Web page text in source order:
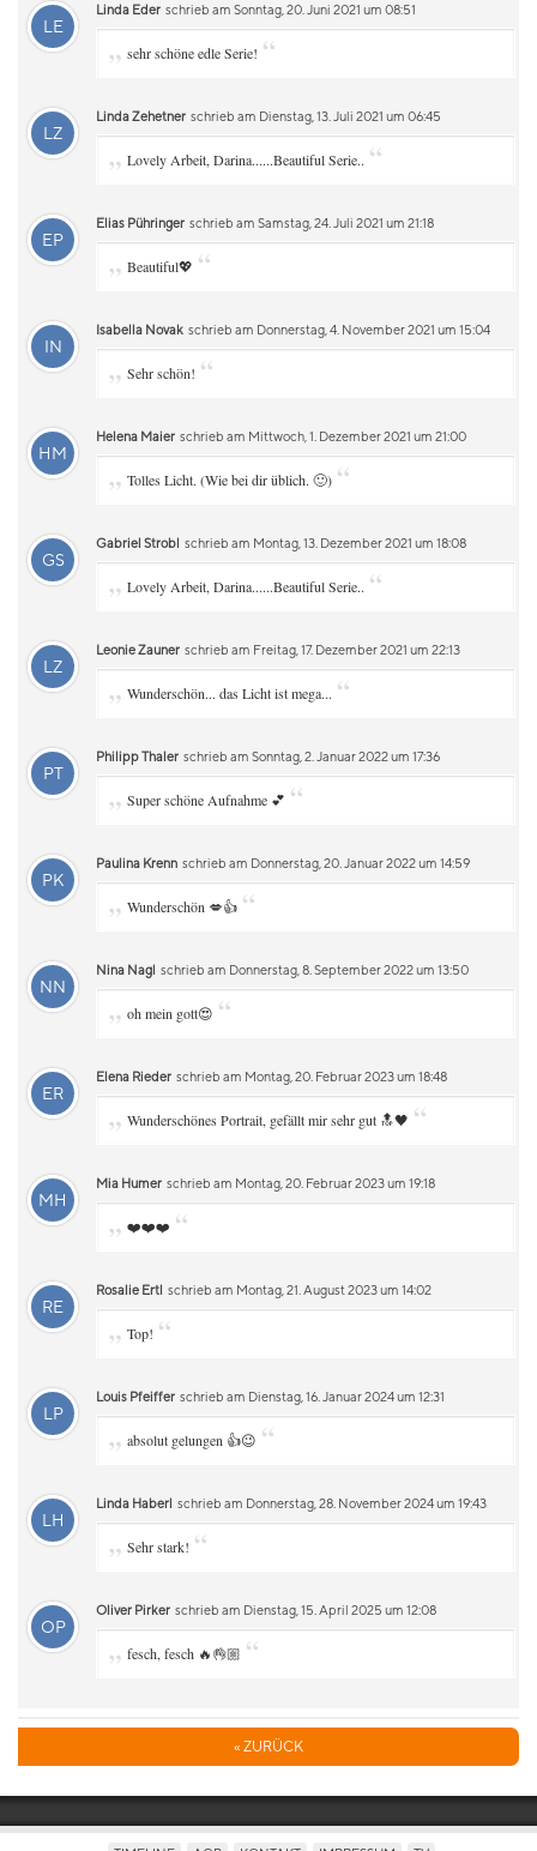
LE
Linda Eder schrieb am Sonntag, 20. Juni 2021 um 08:51
„ sehr schöne edle Serie! “
LZ
Linda Zehetner schrieb am Dienstag, 13. Juli 2021 um 06:45
„ Lovely Arbeit, Darina......Beautiful Serie.. “
EP
Elias Pühringer schrieb am Samstag, 24. Juli 2021 um 21:18
„ Beautiful💖 “
IN
Isabella Novak schrieb am Donnerstag, 4. November 2021 um 15:04
„ Sehr schön! “
HM
Helena Maier schrieb am Mittwoch, 1. Dezember 2021 um 21:00
„ Tolles Licht. (Wie bei dir üblich. 🙂) “
GS
Gabriel Strobl schrieb am Montag, 13. Dezember 2021 um 18:08
„ Lovely Arbeit, Darina......Beautiful Serie.. “
LZ
Leonie Zauner schrieb am Freitag, 17. Dezember 2021 um 22:13
„ Wunderschön... das Licht ist mega... “
PT
Philipp Thaler schrieb am Sonntag, 2. Januar 2022 um 17:36
„ Super schöne Aufnahme 💕 “
PK
Paulina Krenn schrieb am Donnerstag, 20. Januar 2022 um 14:59
„ Wunderschön 💋👍 “
NN
Nina Nagl schrieb am Donnerstag, 8. September 2022 um 13:50
„ oh mein gott😍 “
ER
Elena Rieder schrieb am Montag, 20. Februar 2023 um 18:48
„ Wunderschönes Portrait, gefällt mir sehr gut 🔝🖤 “
MH
Mia Humer schrieb am Montag, 20. Februar 2023 um 19:18
„ ❤️❤️❤️ “
RE
Rosalie Ertl schrieb am Montag, 21. August 2023 um 14:02
„ Top! “
LP
Louis Pfeiffer schrieb am Dienstag, 16. Januar 2024 um 12:31
„ absolut gelungen 👍😉 “
LH
Linda Haberl schrieb am Donnerstag, 28. November 2024 um 19:43
„ Sehr stark! “
OP
Oliver Pirker schrieb am Dienstag, 15. April 2025 um 12:08
„ fesch, fesch 🔥👌🏼 “
« ZURÜCK